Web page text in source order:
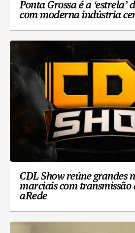
Ponta Grossa é a ‘estrela’
com moderna indústria
CDL Show reúne grandes
marciais com transmissão
aRede